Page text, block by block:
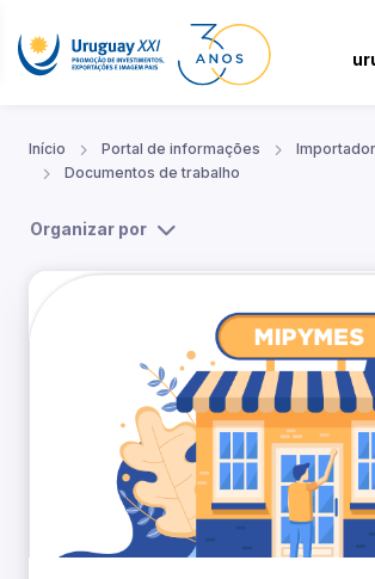
Início Portal de informações Importador
Documentos de trabalho
Organizar por